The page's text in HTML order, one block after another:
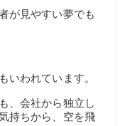
が見やすい夢でも
いわれています。
、会社から独立し
持ちから、空を飛